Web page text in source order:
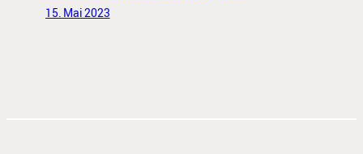
15. Mai 2023